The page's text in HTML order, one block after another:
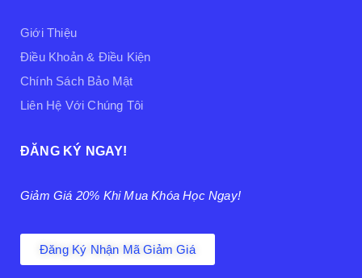
Giới Thiệu
Điều Khoản & Điều Kiện
Chính Sách Bảo Mật
Liên Hệ Với Chúng Tôi
ĐĂNG KÝ NGAY!
Giảm Giá 20% Khi Mua Khóa Học Ngay!
Đăng Ký Nhận Mã Giảm Giá